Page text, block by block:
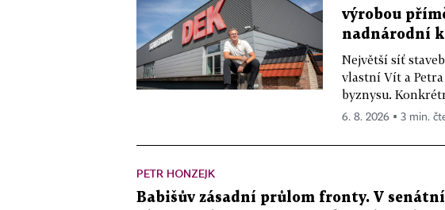
výrobou
nadnárodní
Největší síť
vlastní Vít a
byznysu.
6. 8. 2026 ▪ 3 min.
PETR HONZEJK
Babišův zásadní průlom fronty. V